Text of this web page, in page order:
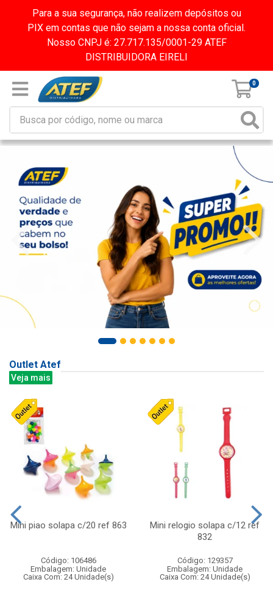
Para a sua segurança, não realizem depósitos ou
PIX em contas que não sejam a nossa conta oficial.
Nosso CNPJ é: 27.717.135/0001-29 ATEF
DISTRIBUIDORA EIRELI
0
Outlet Atef
Veja mais
Mini piao solapa c/20 ref 863
Código: 106486
Embalagem: Unidade
Caixa Com: 24 Unidade(s)
Mini relogio solapa c/12 ref
832
Código: 129357
Embalagem: Unidade
Caixa Com: 24 Unidade(s)